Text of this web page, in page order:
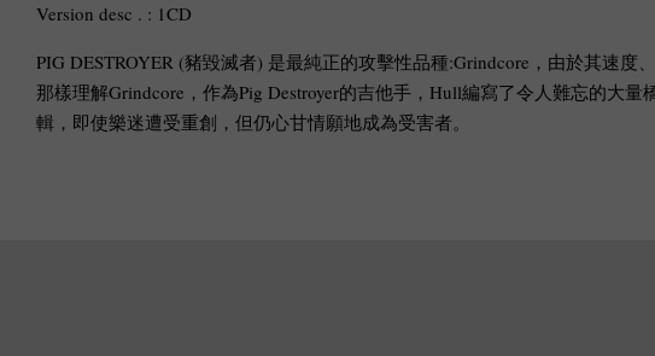
Version desc . : 1CD
PIG DESTROYER (豬毀滅者) 是最純正的攻擊性品種:Grindcore，由於其速
那樣理解Grindcore，作為Pig Destroyer的吉他手，Hull編寫了令人難忘的大
輯，即使樂迷遭受重創，但仍心甘情願地成為受害者。